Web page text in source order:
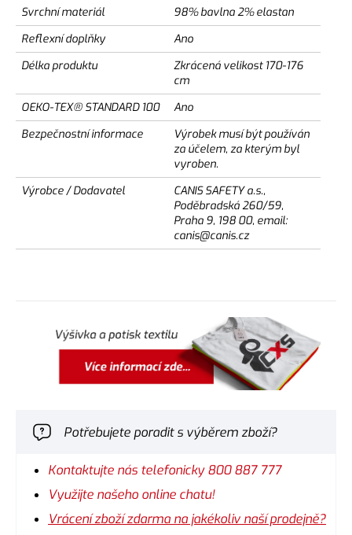
Svrchní materiál
98% bavlna 2% elastan
Reflexní doplňky
Ano
Délka produktu
Zkrácená velikost 170-176
cm
OEKO-TEX® STANDARD 100
Ano
Bezpečnostní informace
Výrobek musí být používán
za účelem, za kterým byl
vyroben.
Výrobce / Dodavatel
CANIS SAFETY a.s.,
Poděbradská 260/59,
Praha 9, 198 00, email:
canis@canis.cz
Potřebujete poradit s výběrem zboží?
Kontaktujte nás telefonicky 800 887 777
Využijte našeho online chatu!
Vrácení zboží zdarma na jakékoliv naší prodejně?